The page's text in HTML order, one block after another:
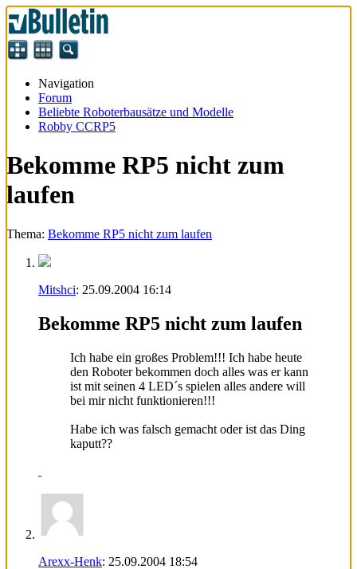
Navigation
Forum
Beliebte Roboterbausätze und Modelle
Robby CCRP5
Bekomme RP5 nicht zum
laufen
Thema: Bekomme RP5 nicht zum laufen
Mitshci: 25.09.2004 16:14
Bekomme RP5 nicht zum laufen
Ich habe ein großes Problem!!! Ich habe heute
den Roboter bekommen doch alles was er kann
ist mit seinen 4 LED´s spielen alles andere will
bei mir nicht funktionieren!!!
Habe ich was falsch gemacht oder ist das Ding
kaputt??
Arexx-Henk: 25.09.2004 18:54